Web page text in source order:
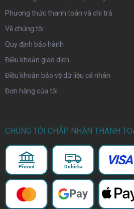
Phương thức thanh toán và chi trả
Về chúng tôi
Quy định bảo hành
Điều khoản giao dịch
Điều khoản bảo vệ dữ liệu cá nhân
Đơn hàng của tôi
CHÚNG TÔI CHẤP NHẬN THANH
Převod Dobírka VISA
Pay